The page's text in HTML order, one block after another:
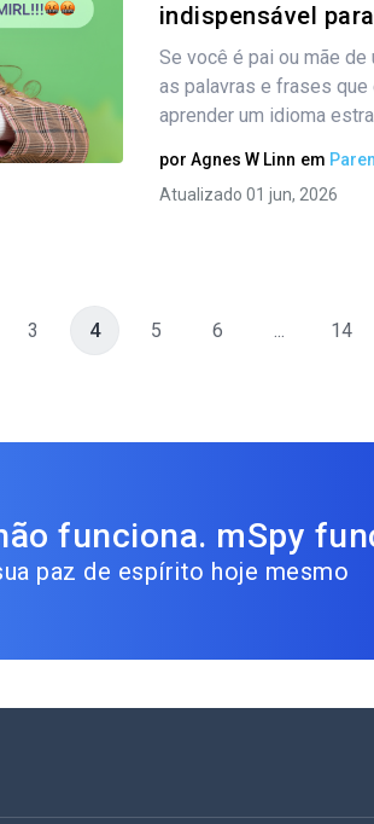
Compartilhe este artigo
Twitter
indispensável
Se você é pai ou mãe
as palavras e frases
aprender um idioma
por Agnes W Linn em
Atualizado 01 jun, 2026
3 4 5 6 ... 14
funciona. mSpy
paz de espírito hoje mesmo